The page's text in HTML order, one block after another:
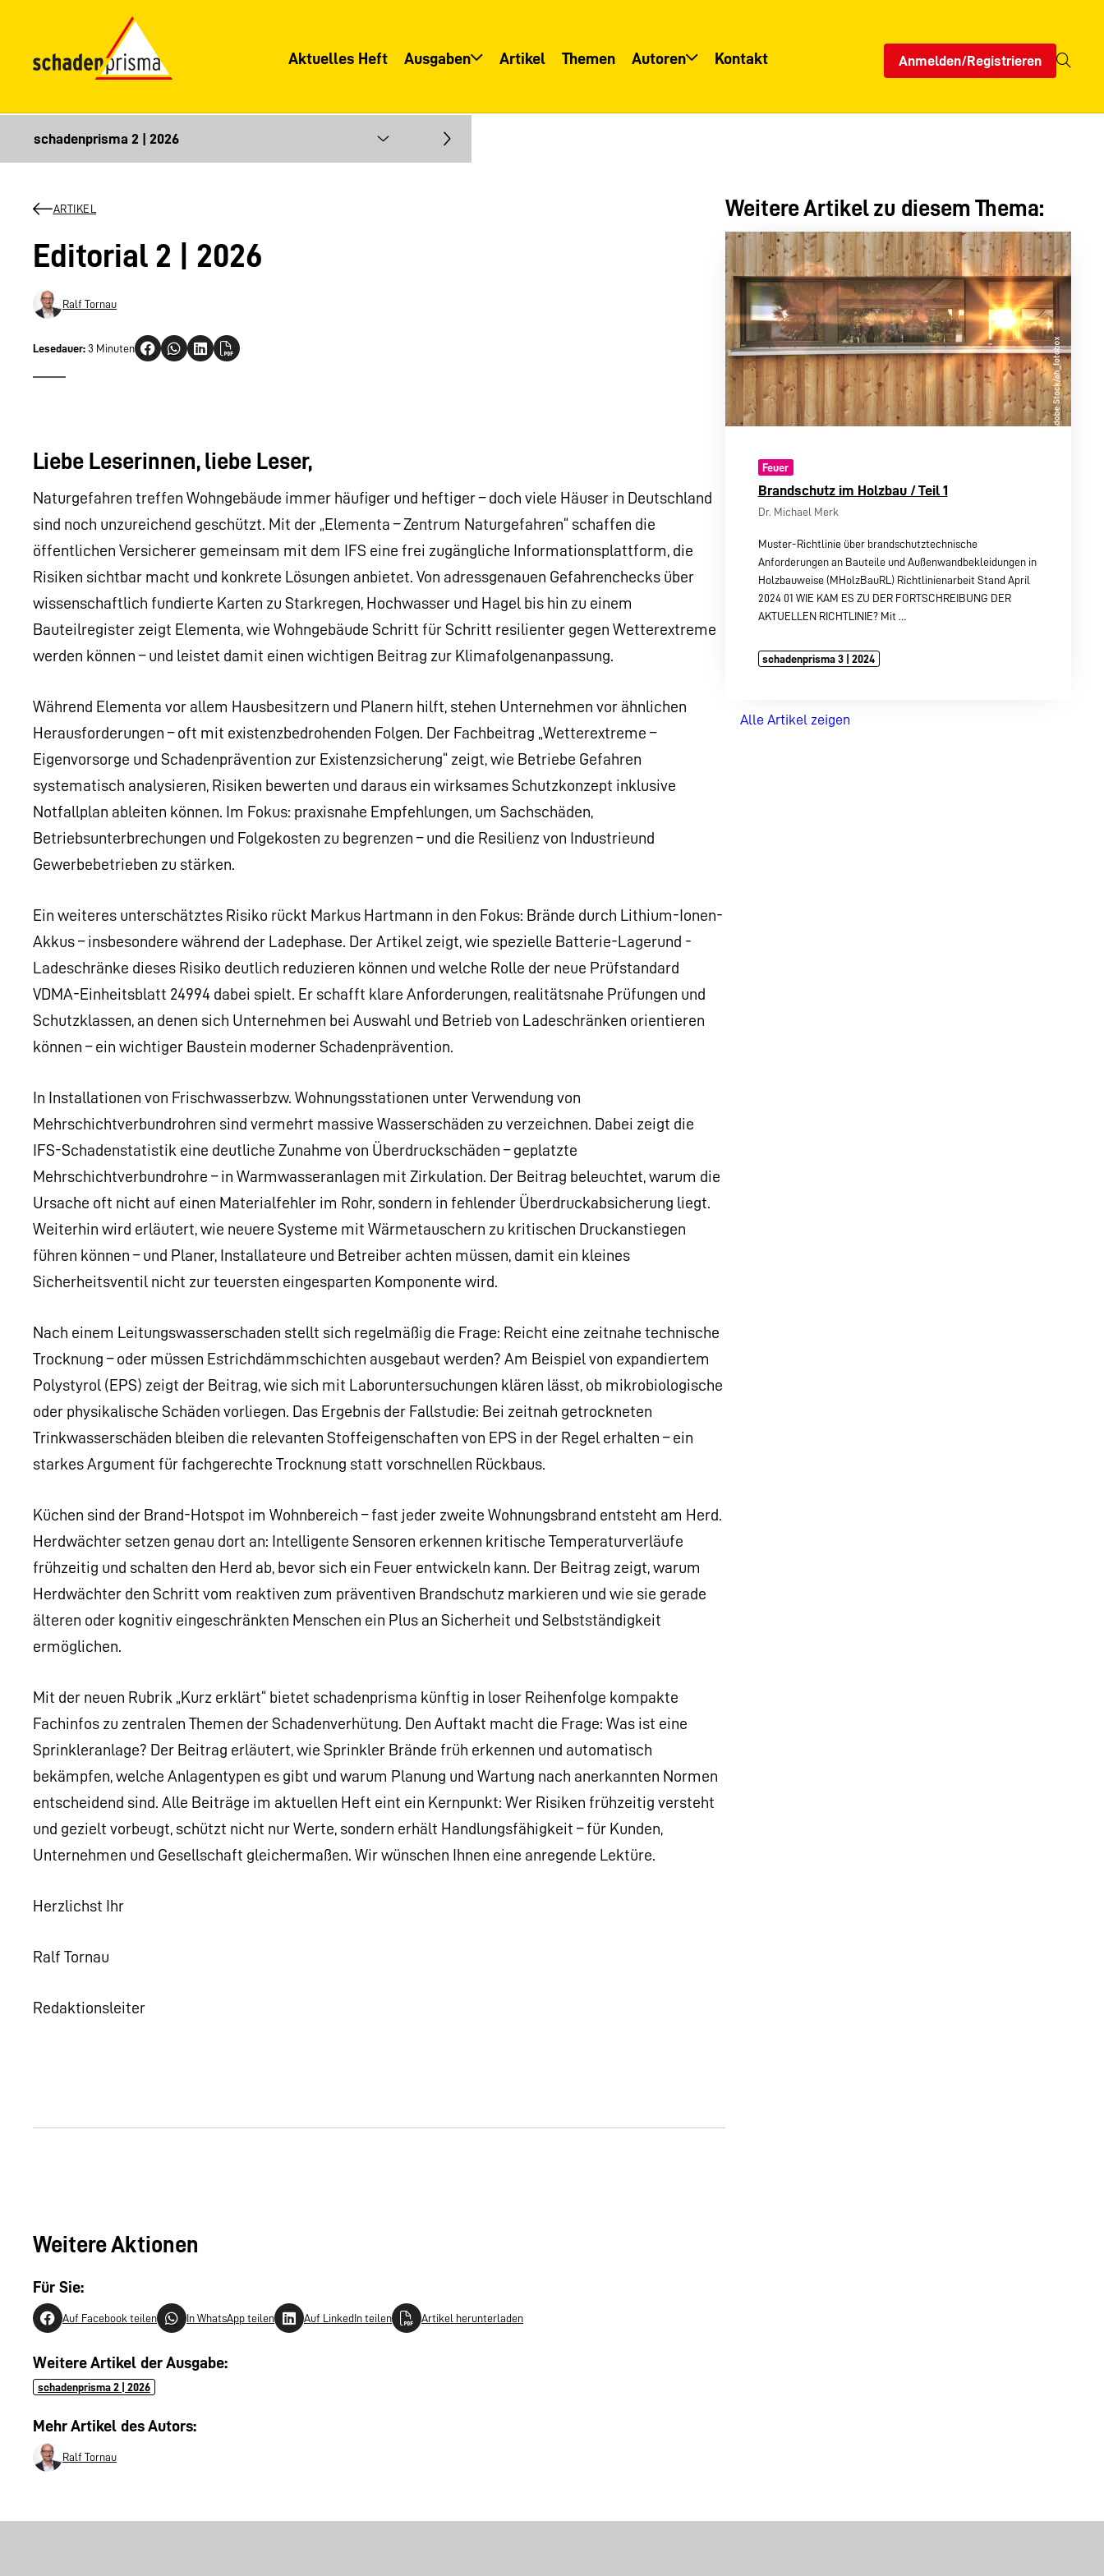
Aktuelles Heft Ausgaben
Informationsservice
Artikel Themen Autoren Kontakt Anmelden/Registrieren
ARTIKEL
Editorial 2 | 2026
Ralf Tornau
Lesedauer: 3 Minuten
Liebe Leserinnen, liebe Leser,
Naturgefahren treffen Wohngebäude immer häufiger und heftiger – doch viele Häuser in Deutschland
sind noch unzureichend geschützt. Mit der „Elementa – Zentrum Naturgefahren“ schaffen die
öffentlichen Versicherer gemeinsam mit dem IFS eine frei zugängliche Informationsplattform, die
Risiken sichtbar macht und konkrete Lösungen anbietet. Von adressgenauen Gefahrenchecks über
wissenschaftlich fundierte Karten zu Starkregen, Hochwasser und Hagel bis hin zu einem
Bauteilregister zeigt Elementa, wie Wohngebäude Schritt für Schritt resilienter gegen Wetterextreme
werden können – und leistet damit einen wichtigen Beitrag zur Klimafolgenanpassung.
Während Elementa vor allem Hausbesitzern und Planern hilft, stehen Unternehmen vor ähnlichen
Herausforderungen – oft mit existenzbedrohenden Folgen. Der Fachbeitrag „Wetterextreme –
Eigenvorsorge und Schadenprävention zur Existenzsicherung“ zeigt, wie Betriebe Gefahren
systematisch analysieren, Risiken bewerten und daraus ein wirksames Schutzkonzept inklusive
Notfallplan ableiten können. Im Fokus: praxisnahe Empfehlungen, um Sachschäden,
Betriebsunterbrechungen und Folgekosten zu begrenzen – und die Resilienz von Industrieund
Gewerbebetrieben zu stärken.
Ein weiteres unterschätztes Risiko rückt Markus Hartmann in den Fokus: Brände durch Lithium-Ionen-
Akkus – insbesondere während der Ladephase. Der Artikel zeigt, wie spezielle Batterie-Lagerund -
Ladeschränke dieses Risiko deutlich reduzieren können und welche Rolle der neue Prüfstandard
VDMA-Einheitsblatt 24994 dabei spielt. Er schafft klare Anforderungen, realitätsnahe Prüfungen und
Schutzklassen, an denen sich Unternehmen bei Auswahl und Betrieb von Ladeschränken orientieren
können – ein wichtiger Baustein moderner Schadenprävention.
In Installationen von Frischwasserbzw. Wohnungsstationen unter Verwendung von
Mehrschichtverbundrohren sind vermehrt massive Wasserschäden zu verzeichnen. Dabei zeigt die
IFS-Schadenstatistik eine deutliche Zunahme von Überdruckschäden – geplatzte
Mehrschichtverbundrohre – in Warmwasseranlagen mit Zirkulation. Der Beitrag beleuchtet, warum die
Ursache oft nicht auf einen Materialfehler im Rohr, sondern in fehlender Überdruckabsicherung liegt.
Weiterhin wird erläutert, wie neuere Systeme mit Wärmetauschern zu kritischen Druckanstiegen
führen können – und Planer, Installateure und Betreiber achten müssen, damit ein kleines
Sicherheitsventil nicht zur teuersten eingesparten Komponente wird.
Nach einem Leitungswasserschaden stellt sich regelmäßig die Frage: Reicht eine zeitnahe technische
Trocknung – oder müssen Estrichdämmschichten ausgebaut werden? Am Beispiel von expandiertem
Polystyrol (EPS) zeigt der Beitrag, wie sich mit Laboruntersuchungen klären lässt, ob mikrobiologische
oder physikalische Schäden vorliegen. Das Ergebnis der Fallstudie: Bei zeitnah getrockneten
Trinkwasserschäden bleiben die relevanten Stoffeigenschaften von EPS in der Regel erhalten – ein
starkes Argument für fachgerechte Trocknung statt vorschnellen Rückbaus.
Küchen sind der Brand-Hotspot im Wohnbereich – fast jeder zweite Wohnungsbrand entsteht am Herd.
Herdwächter setzen genau dort an: Intelligente Sensoren erkennen kritische Temperaturverläufe
frühzeitig und schalten den Herd ab, bevor sich ein Feuer entwickeln kann. Der Beitrag zeigt, warum
Herdwächter den Schritt vom reaktiven zum präventiven Brandschutz markieren und wie sie gerade
älteren oder kognitiv eingeschränkten Menschen ein Plus an Sicherheit und Selbstständigkeit
ermöglichen.
Mit der neuen Rubrik „Kurz erklärt“ bietet schadenprisma künftig in loser Reihenfolge kompakte
Fachinfos zu zentralen Themen der Schadenverhütung. Den Auftakt macht die Frage: Was ist eine
Sprinkleranlage? Der Beitrag erläutert, wie Sprinkler Brände früh erkennen und automatisch
bekämpfen, welche Anlagentypen es gibt und warum Planung und Wartung nach anerkannten Normen
entscheidend sind. Alle Beiträge im aktuellen Heft eint ein Kernpunkt: Wer Risiken frühzeitig versteht
und gezielt vorbeugt, schützt nicht nur Werte, sondern erhält Handlungsfähigkeit – für Kunden,
Unternehmen und Gesellschaft gleichermaßen. Wir wünschen Ihnen eine anregende Lektüre.
Herzlichst Ihr
Ralf Tornau
Redaktionsleiter
Weitere Aktionen
Für Sie:
Auf Facebook teilen In WhatsApp teilen Auf LinkedIn teilen Artikel herunterladen
Weitere Artikel der Ausgabe:
schadenprisma 2 | 2026
Mehr Artikel des Autors:
Ralf Tornau
Weitere Artikel zu diesem Thema:
Feuer
Brandschutz im Holzbau / Teil 1
Dr. Michael Merk
Muster-Richtlinie über brandschutztechnische
Anforderungen an Bauteile und Außenwandbekleidungen in
Holzbauweise (MHolzBauRL) Richtlinienarbeit Stand April
2024 01 WIE KAM ES ZU DER FORTSCHREIBUNG DER
AKTUELLEN RICHTLINIE? Mit
schadenprisma 3 | 2024
Alle Artikel zeigen